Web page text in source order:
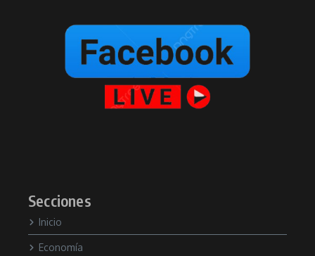
Secciones
Inicio
Economía